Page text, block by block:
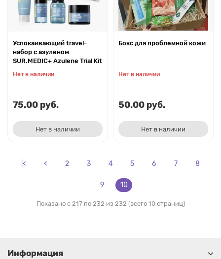
Успокаивающий travel-
набор с азуленом
SUR.MEDIC+ Azulene Trial Kit
Нет в наличии
75.00 руб.
Нет в наличии
Бокс для проблемной кожи
Нет в наличии
50.00 руб.
Нет в наличии
|< < 2 3 4 5 6 7 8
9 10
Показано с 217 по 232 из 232 (всего 10 страниц)
Информация